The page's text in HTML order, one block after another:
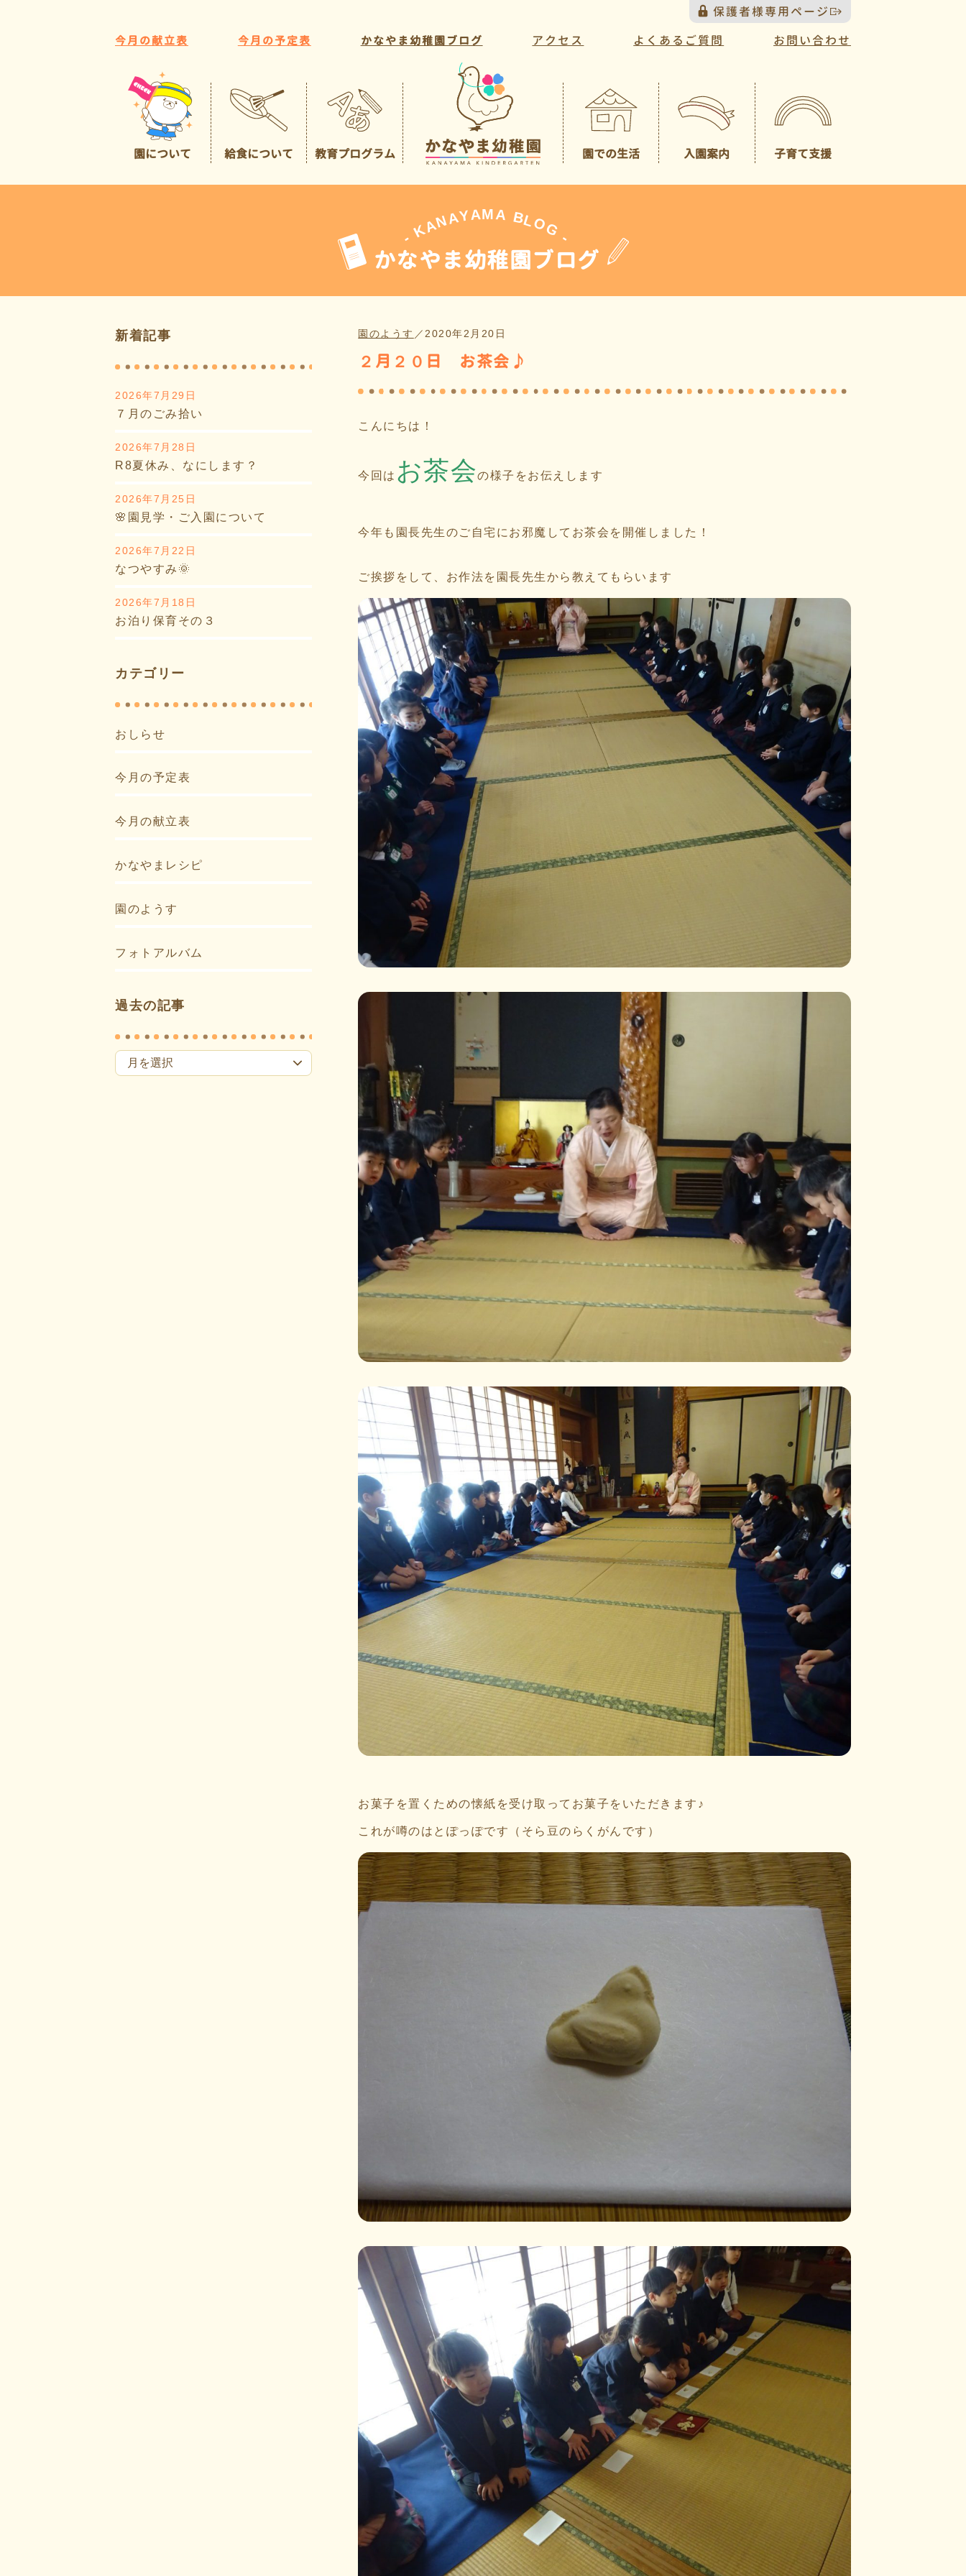
保護者様専用ページ
今月の献立表 今月の予定表 かなやま幼稚園ブログ アクセス よくあるご質問 お問い合わせ
園について
給食について
給食について 教育プログラム
教育活動
園での生活
一日の様子
入園案内
園見学について
子育て支援
（未就園児クラス）
一時預かり
- KANAYAMA BLOG -
かなやま幼稚園ブログ
新着記事
2026年7月29日
７月のごみ拾い
2026年7月28日
R8夏休み、なにします？
2026年7月25日
🌸園見学・ご入園について
2026年7月22日
なつやすみ🌞
2026年7月18日
お泊り保育その３
カテゴリー
おしらせ
今月の予定表
今月の献立表
かなやまレシピ
園のようす
フォトアルバム
過去の記事
園のようす ／ 2020年2月20日
２月２０日 お茶会♪
こんにちは！
今回は お茶会の様子をお伝えします
今年も園長先生のご自宅にお邪魔してお茶会を開催しました！
ご挨拶をして、お作法を園長先生から教えてもらいます
お菓子を置くための懐紙を受け取ってお菓子をいただきます♪
これが噂のはとぽっぽです（そら豆のらくがんです）